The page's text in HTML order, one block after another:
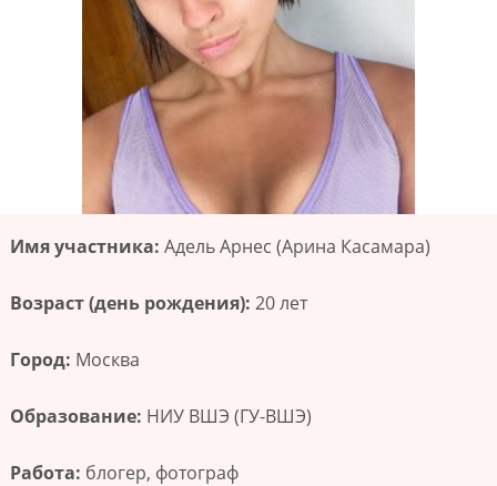
Имя участника: Адель Арнес (Арина Касамара)
Возраст (день рождения): 20 лет
Город: Москва
Образование: НИУ ВШЭ (ГУ-ВШЭ)
Работа: блогер, фотограф